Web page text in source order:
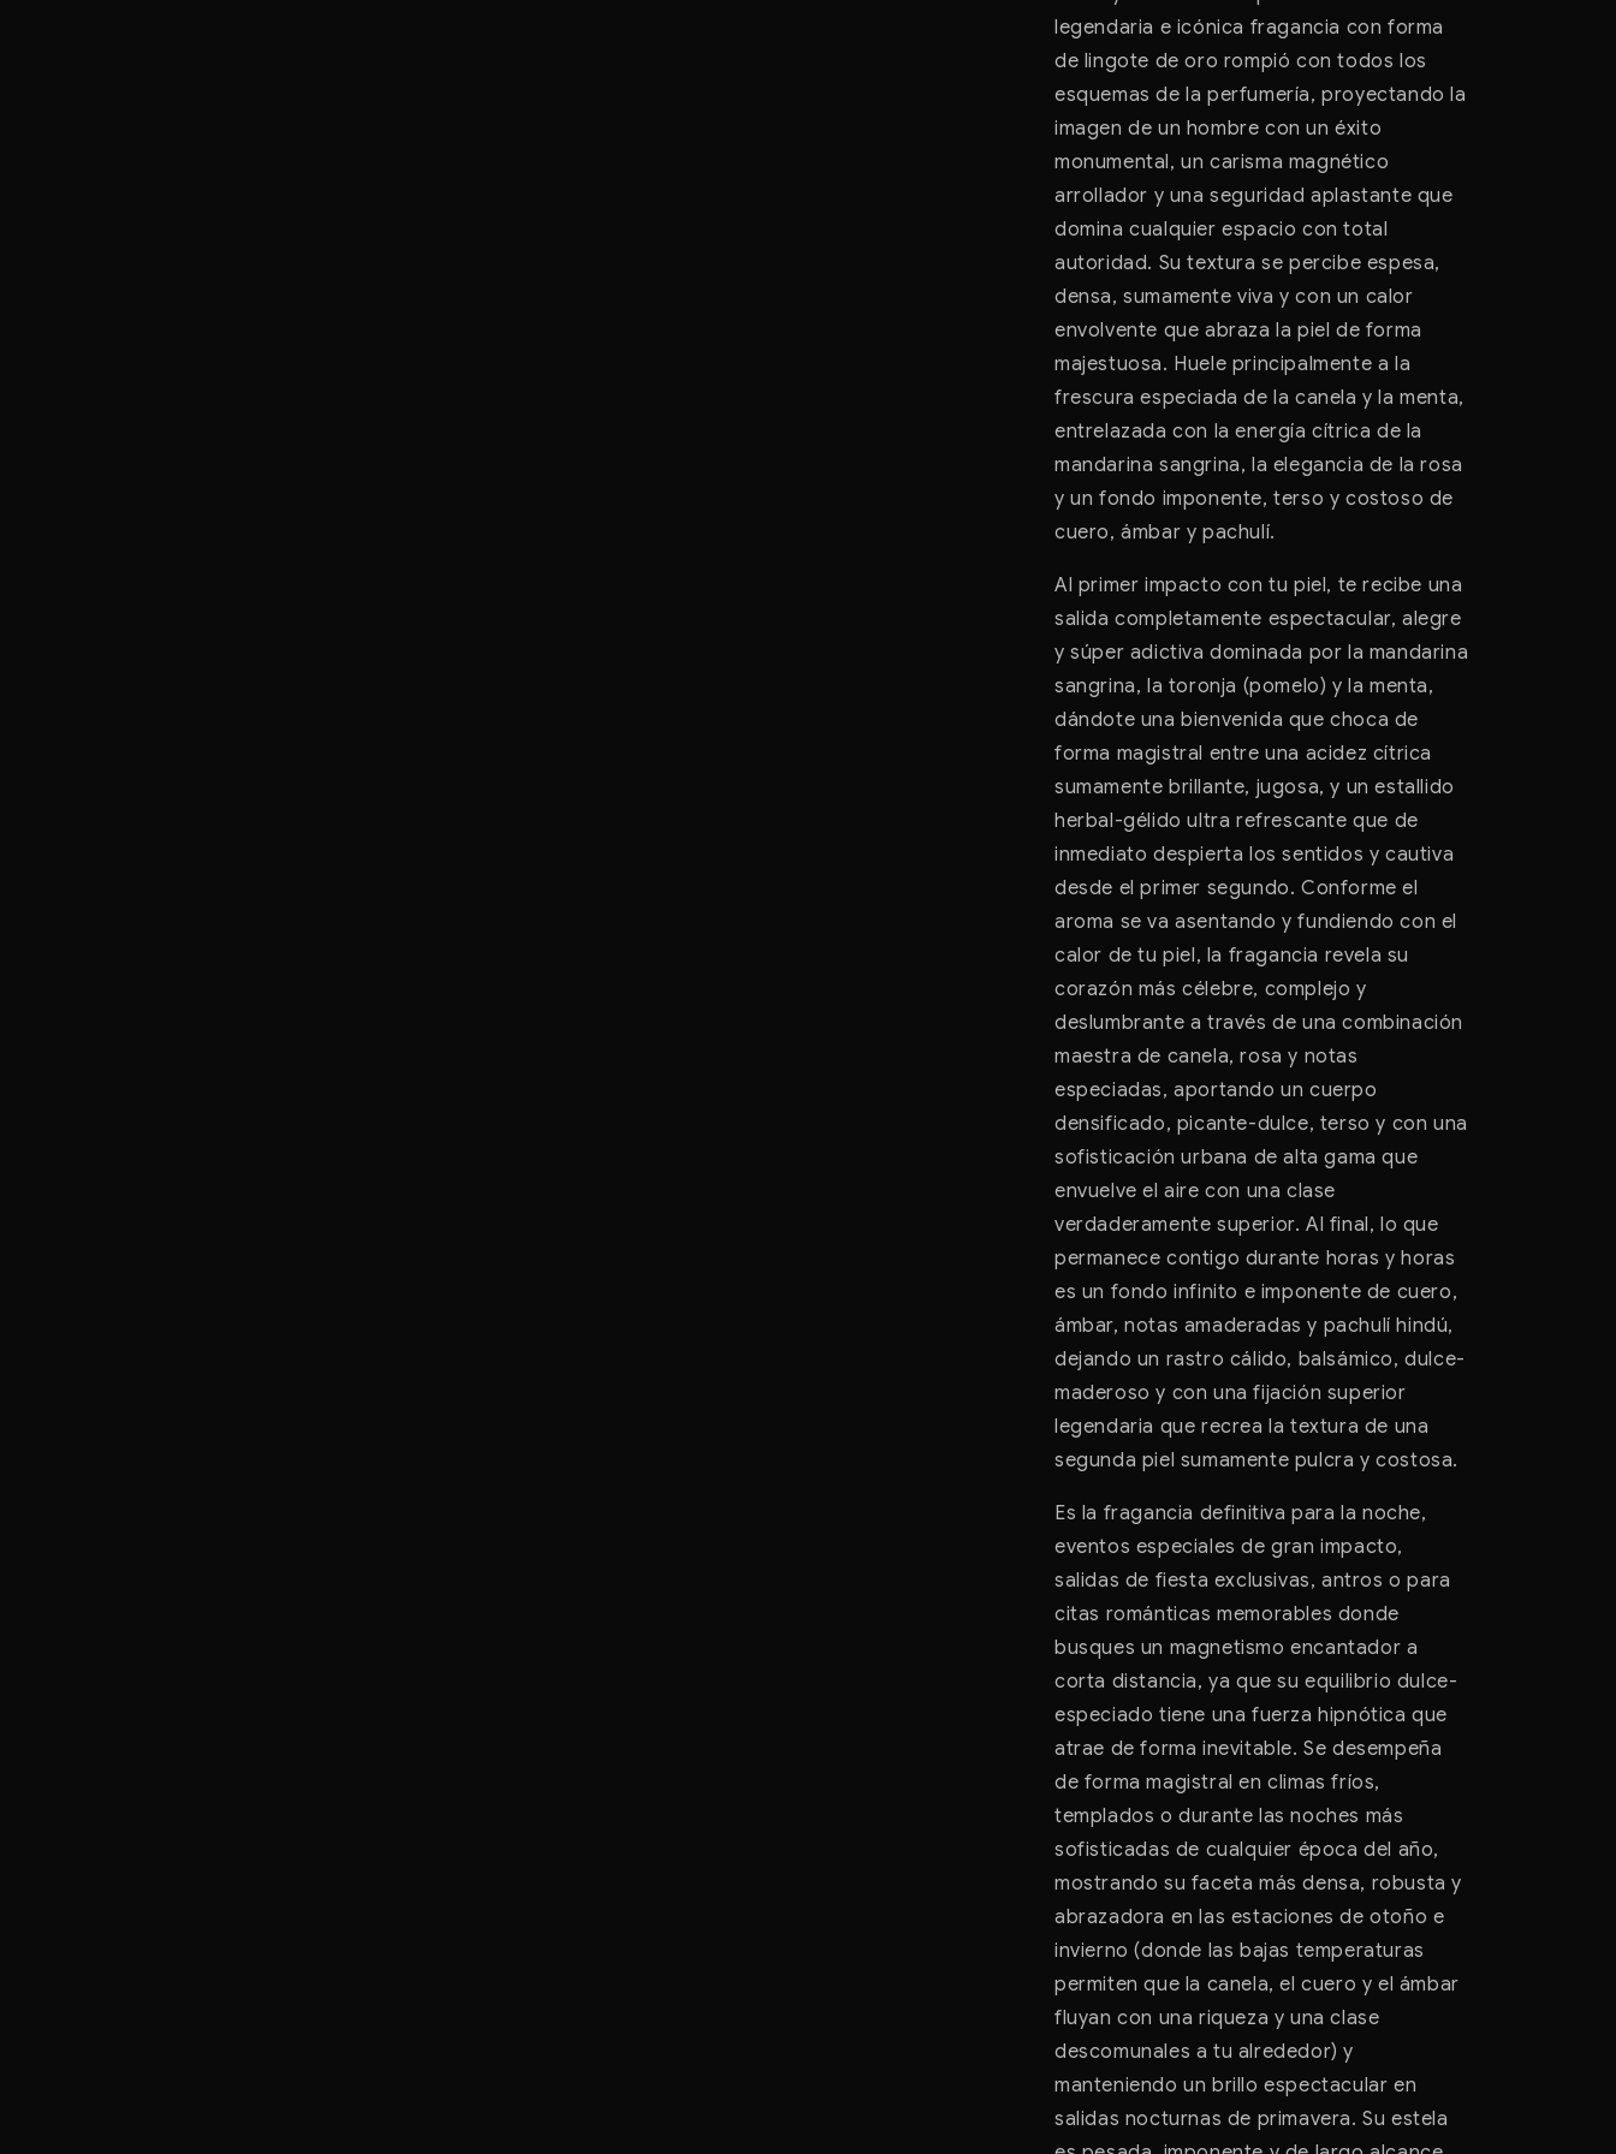
legendaria e icónica fragancia con forma
de lingote de oro rompió con todos los
esquemas de la perfumería, proyectando la
imagen de un hombre con un éxito
monumental, un carisma magnético
arrollador y una seguridad aplastante que
domina cualquier espacio con total
autoridad. Su textura se percibe espesa,
densa, sumamente viva y con un calor
envolvente que abraza la piel de forma
majestuosa. Huele principalmente a la
frescura especiada de la canela y la menta,
entrelazada con la energía cítrica de la
mandarina sangrina, la elegancia de la rosa
y un fondo imponente, terso y costoso de
cuero, ámbar y pachulí.
Al primer impacto con tu piel, te recibe una
salida completamente espectacular, alegre
y súper adictiva dominada por la mandarina
sangrina, la toronja (pomelo) y la menta,
dándote una bienvenida que choca de
forma magistral entre una acidez cítrica
sumamente brillante, jugosa, y un estallido
herbal-gélido ultra refrescante que de
inmediato despierta los sentidos y cautiva
desde el primer segundo. Conforme el
aroma se va asentando y fundiendo con el
calor de tu piel, la fragancia revela su
corazón más célebre, complejo y
deslumbrante a través de una combinación
maestra de canela, rosa y notas
especiadas, aportando un cuerpo
densificado, picante-dulce, terso y con una
sofisticación urbana de alta gama que
envuelve el aire con una clase
verdaderamente superior. Al final, lo que
permanece contigo durante horas y horas
es un fondo infinito e imponente de cuero,
ámbar, notas amaderadas y pachulí hindú,
dejando un rastro cálido, balsámico, dulce-
maderoso y con una fijación superior
legendaria que recrea la textura de una
segunda piel sumamente pulcra y costosa.
Es la fragancia definitiva para la noche,
eventos especiales de gran impacto,
salidas de fiesta exclusivas, antros o para
citas románticas memorables donde
busques un magnetismo encantador a
corta distancia, ya que su equilibrio dulce-
especiado tiene una fuerza hipnótica que
atrae de forma inevitable. Se desempeña
de forma magistral en climas fríos,
templados o durante las noches más
sofisticadas de cualquier época del año,
mostrando su faceta más densa, robusta y
abrazadora en las estaciones de otoño e
invierno (donde las bajas temperaturas
permiten que la canela, el cuero y el ámbar
fluyan con una riqueza y una clase
descomunales a tu alrededor) y
manteniendo un brillo espectacular en
salidas nocturnas de primavera. Su estela